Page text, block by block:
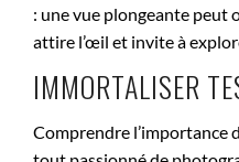
: une vue plongeante peut
attire l’œil et invite à
IMMORTALISER
Comprendre l’importance